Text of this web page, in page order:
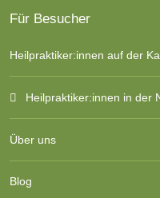
Für Besucher
Heilpraktiker:innen auf der
Heilpraktiker:innen in der
Über uns
Blog